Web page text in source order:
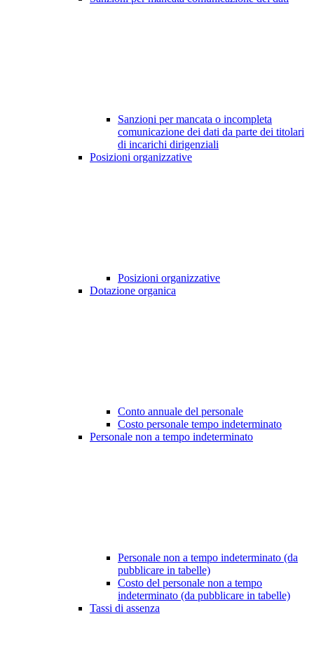
Sanzioni per mancata o incompleta
comunicazione dei dati da parte dei titolari
di incarichi dirigenziali
Posizioni organizzative
Posizioni organizzative
Dotazione organica
Conto annuale del personale
Costo personale tempo indeterminato
Personale non a tempo indeterminato
Personale non a tempo indeterminato (da
pubblicare in tabelle)
Costo del personale non a tempo
indeterminato (da pubblicare in tabelle)
Tassi di assenza